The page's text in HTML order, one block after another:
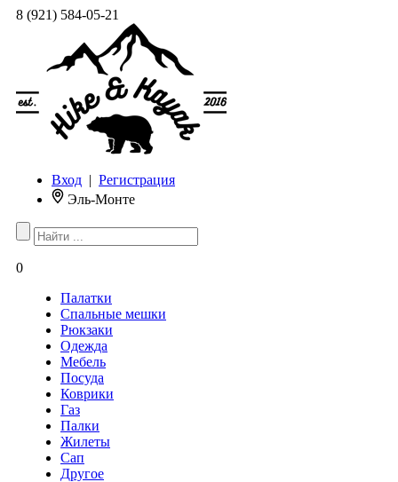
8 (921) 584-05-21
Вход | Регистрация
Эль-Монте
0
Палатки
Спальные мешки
Рюкзаки
Одежда
Мебель
Посуда
Коврики
Газ
Палки
Жилеты
Сап
Другое